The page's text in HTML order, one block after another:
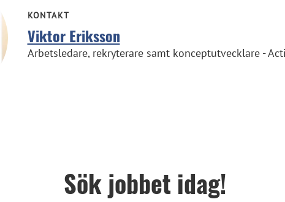
KONTAKT
Viktor Eriksson
Arbetsledare, rekryterare samt konceptutvecklare -
Sök jobbet idag!